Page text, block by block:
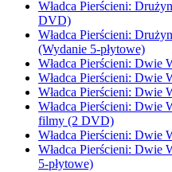
Władca Pierścieni:
DVD)
Władca Pierścieni:
(Wydanie 5-płytowe)
Władca Pierścieni: Dwie
Władca Pierścieni: Dwie
Władca Pierścieni: Dwie
Władca Pierścieni: Dwie
filmy (2 DVD)
Władca Pierścieni: Dwie
Władca Pierścieni: Dwie
5-płytowe)